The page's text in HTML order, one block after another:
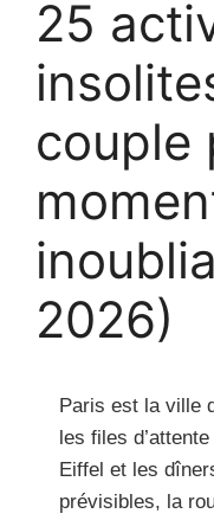
25
couple
2026)
Paris est la ville
les files
Eiffel et les
prévisibles, la